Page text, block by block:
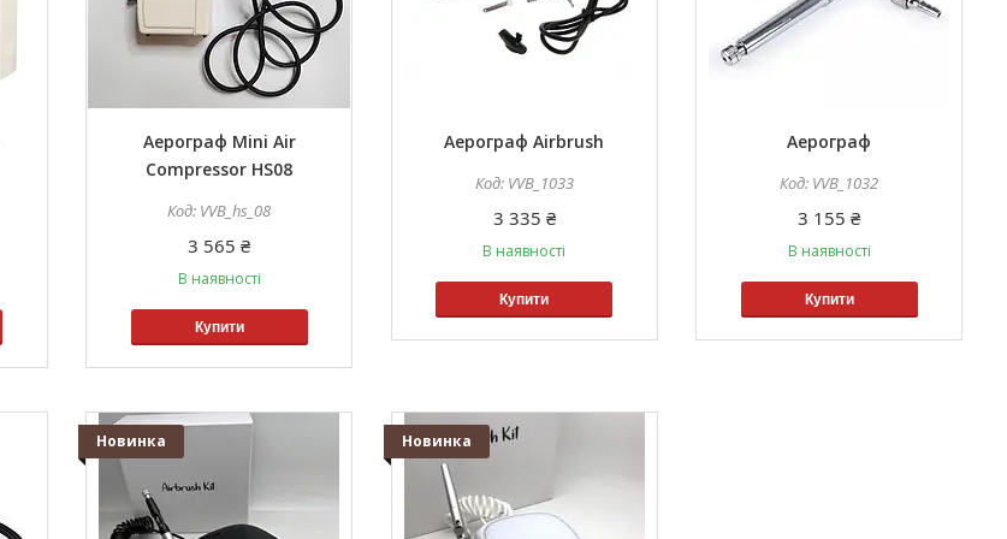
Аерограф Mini Air
Compressor HS08
VVB_hs_08
3 565 ₴
В наявності
Купити
Аерограф Airbrush
VVB_1033
3 335 ₴
В наявності
Купити
Аерограф
VVB_1032
3 155 ₴
В наявності
Купити
Новинка Новинка